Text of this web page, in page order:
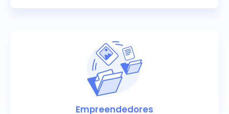
Empreendedores